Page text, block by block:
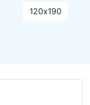
120х190